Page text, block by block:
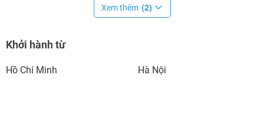
Xem thêm (2)
Khởi hành từ
Hồ Chí Minh Hà Nội